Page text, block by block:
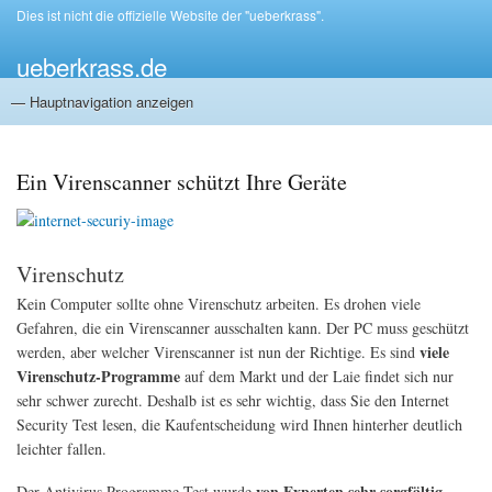
Direkt
Dies ist nicht die offizielle Website der "ueberkrass".
ueberkrass.de
Hauptnavigation
— Hauptnavigation anzeigen
Ein Virenscanner schützt Ihre Geräte
Virenschutz
Kein Computer sollte ohne Virenschutz arbeiten. Es drohen viele
Gefahren, die ein Virenscanner ausschalten kann. Der PC muss geschützt
werden, aber welcher Virenscanner ist nun der Richtige. Es sind viele
Virenschutz-Programme auf dem Markt und der Laie findet sich nur
sehr schwer zurecht. Deshalb ist es sehr wichtig, dass Sie den Internet
Security Test lesen, die Kaufentscheidung wird Ihnen hinterher deutlich
leichter fallen.